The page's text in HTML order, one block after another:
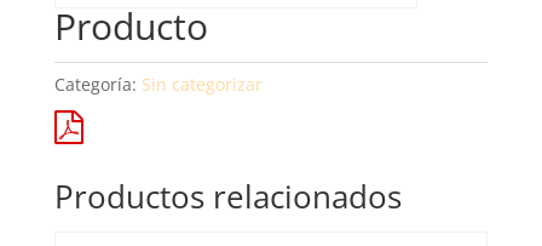
Producto
Categoría: Sin categorizar
Productos relacionados